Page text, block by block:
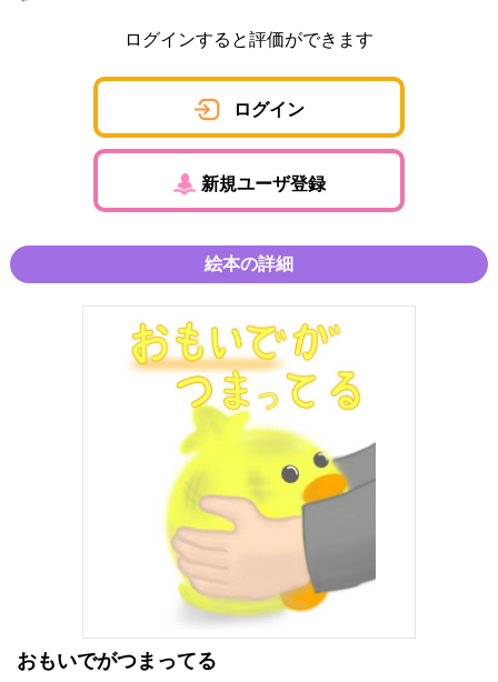
ログインすると評価ができます
ログイン
新規ユーザ登録
絵本の詳細
おもいでがつまってる